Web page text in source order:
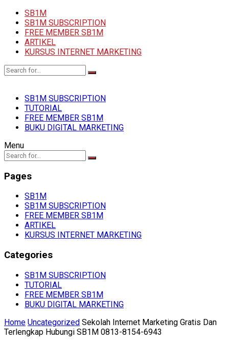
SB1M
SB1M SUBSCRIPTION
FREE MEMBER SB1M
ARTIKEL
KURSUS INTERNET MARKETING
SB1M SUBSCRIPTION
TUTORIAL
FREE MEMBER SB1M
BUKU DIGITAL MARKETING
Menu
Pages
SB1M
SB1M SUBSCRIPTION
FREE MEMBER SB1M
ARTIKEL
KURSUS INTERNET MARKETING
Categories
SB1M SUBSCRIPTION
TUTORIAL
FREE MEMBER SB1M
BUKU DIGITAL MARKETING
Home Uncategorized Sekolah Internet Marketing Gratis Dan
Terlengkap Hubungi SB1M 0813-8154-6943